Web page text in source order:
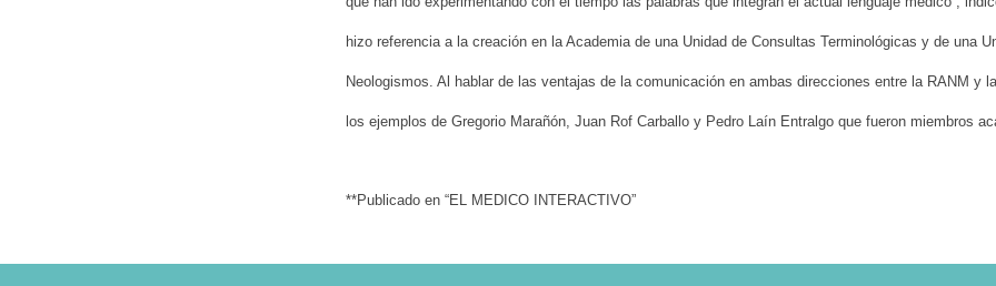
hizo referencia a la creación en la Academia de una Unidad de Consultas Terminológicas y de una
Neologismos. Al hablar de las ventajas de la comunicación en ambas direcciones entre la RANM y
los ejemplos de Gregorio Marañón, Juan Rof Carballo y Pedro Laín Entralgo que fueron miembros
**Publicado en “EL MEDICO INTERACTIVO”